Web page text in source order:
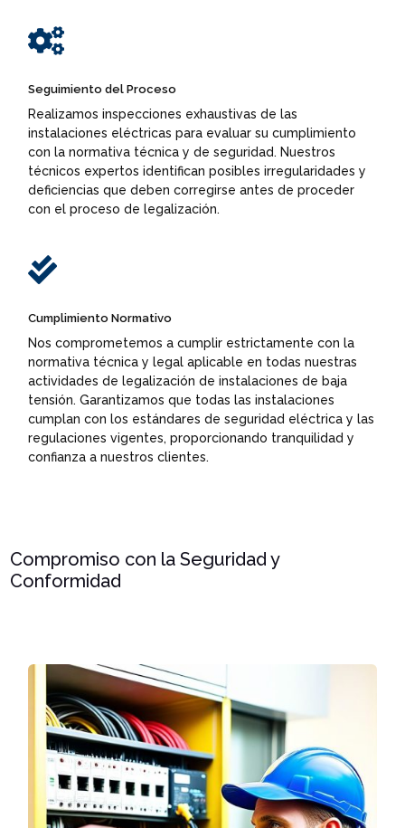

Seguimiento del Proceso
Realizamos inspecciones exhaustivas de las
instalaciones eléctricas para evaluar su cumplimiento
con la normativa técnica y de seguridad. Nuestros
técnicos expertos identifican posibles irregularidades y
deficiencias que deben corregirse antes de proceder
con el proceso de legalización.

Cumplimiento Normativo
Nos comprometemos a cumplir estrictamente con la
normativa técnica y legal aplicable en todas nuestras
actividades de legalización de instalaciones de baja
tensión. Garantizamos que todas las instalaciones
cumplan con los estándares de seguridad eléctrica y las
regulaciones vigentes, proporcionando tranquilidad y
confianza a nuestros clientes.
Compromiso con la Seguridad y
Conformidad